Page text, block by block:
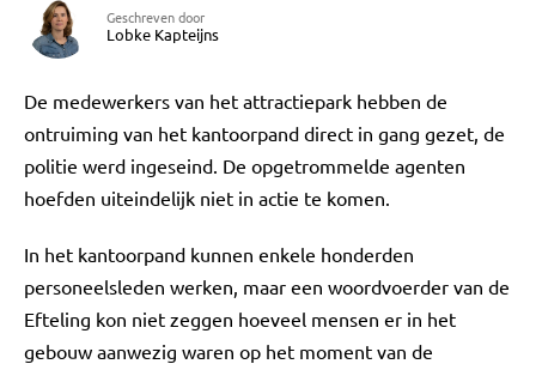
Geschreven door
Lobke Kapteijns
De medewerkers van het attractiepark hebben de
ontruiming van het kantoorpand direct in gang gezet, de
politie werd ingeseind. De opgetrommelde agenten
hoefden uiteindelijk niet in actie te komen.
In het kantoorpand kunnen enkele honderden
personeelsleden werken, maar een woordvoerder van de
Efteling kon niet zeggen hoeveel mensen er in het
gebouw aanwezig waren op het moment van de